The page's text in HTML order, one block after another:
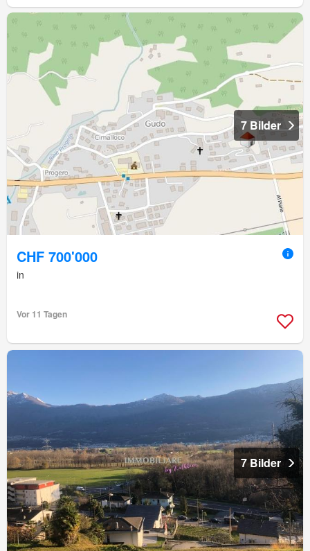
7 Bilder
CHF 700'000
in
Vor 11 Tagen
7 Bilder